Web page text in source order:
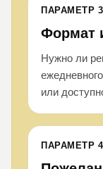
ПАРАМЕТР 3
Формат
Нужно ли
или
ПАРАМЕТР 4